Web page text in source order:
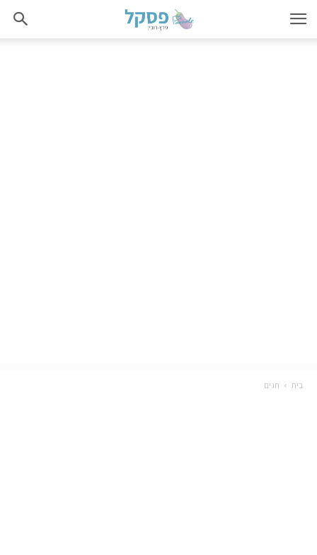
בית חגים